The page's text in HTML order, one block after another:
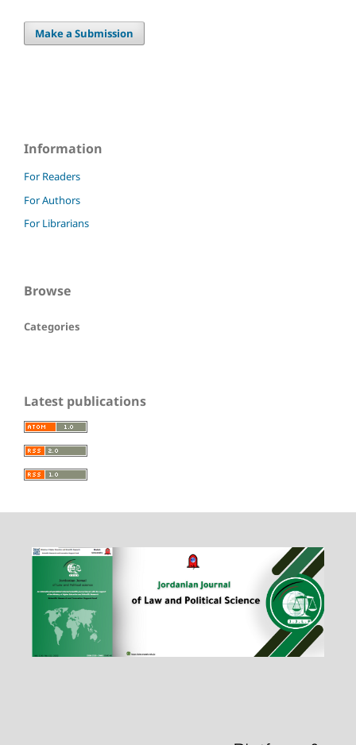
Make a Submission
Information
For Readers
For Authors
For Librarians
Browse
Categories
Latest publications